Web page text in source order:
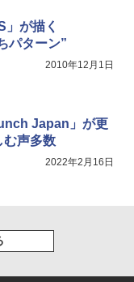
」が描く
パターン”
2010年12月1日
Japan」が更
む声多数
2022年2月16日